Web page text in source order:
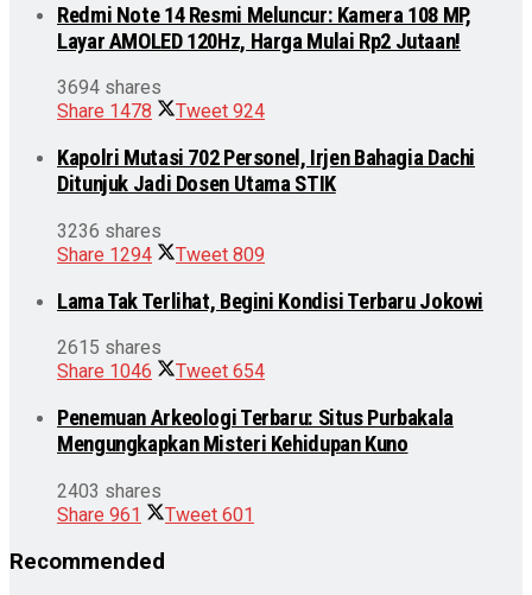
Redmi Note 14 Resmi Meluncur: Kamera 108 MP,
Layar AMOLED 120Hz, Harga Mulai Rp2 Jutaan!
3694 shares
Share 1478 Tweet 924
Kapolri Mutasi 702 Personel, Irjen Bahagia Dachi
Ditunjuk Jadi Dosen Utama STIK
3236 shares
Share 1294 Tweet 809
Lama Tak Terlihat, Begini Kondisi Terbaru Jokowi
2615 shares
Share 1046 Tweet 654
Penemuan Arkeologi Terbaru: Situs Purbakala
Mengungkapkan Misteri Kehidupan Kuno
2403 shares
Share 961 Tweet 601
Recommended